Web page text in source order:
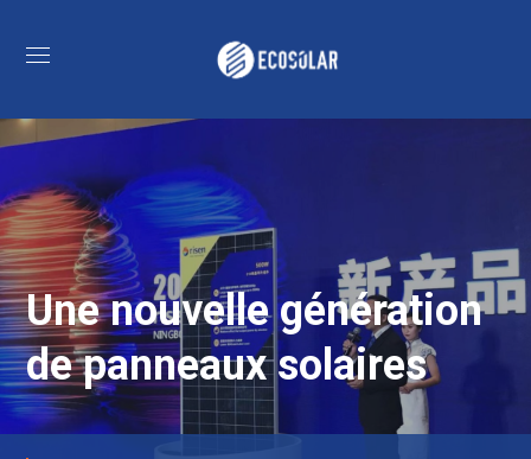
Une nouvelle génération
de panneaux solaires